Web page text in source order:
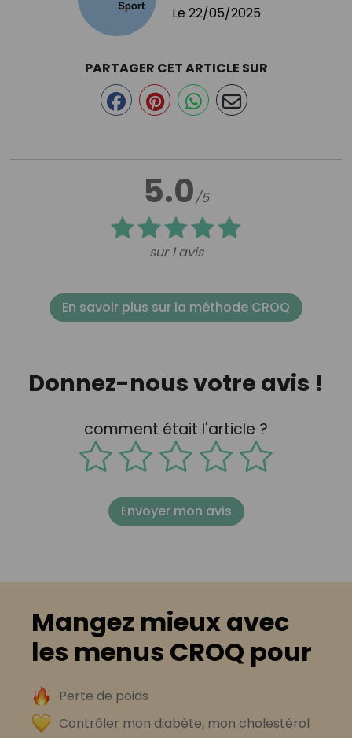
Le 22/05/2025
5.0/5
sur 1 avis
PARTAGER CET ARTICLE SUR
En savoir plus sur la méthode CROQ
Donnez-nous votre avis !
comment était l'article ?
Envoyer mon avis
Mangez mieux avec
les menus CROQ pour
Perte de poids
Contrôler mon diabète, mon cholestérol